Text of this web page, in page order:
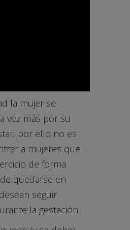
la mujer se
vez más por su
por ello no es
a mujeres que
de forma
quedarse en
seguir
la gestación.